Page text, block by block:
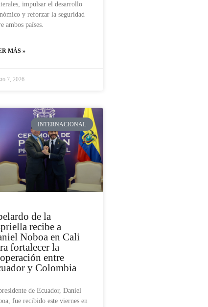
impulsar el desarrollo
y reforzar la seguridad
ambos países.
MÁS »
7, 2026
INTERNACIONAL
de la
recibe a
Noboa en Cali
fortalecer la
entre
y Colombia
de Ecuador, Daniel
fue recibido este viernes en